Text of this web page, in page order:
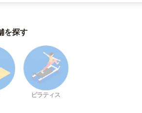
を探す
ピラティス